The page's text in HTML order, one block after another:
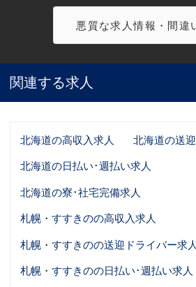
悪質な求人情報・間違
関連する求人
北海道の高収入求人
北海道の送
北海道の日払い･週払い求人
北海道の寮･社宅完備求人
札幌・すすきのの高収入求人
札幌・すすきのの送迎ドライバー求人
札幌・すすきのの日払い･週払い求人